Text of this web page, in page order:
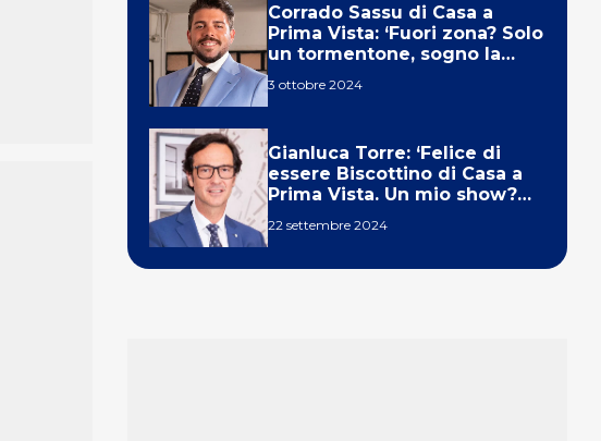
Corrado Sassu di Casa a
Prima Vista: ‘Fuori zona? Solo
un tormentone, sogno la
3 ottobre 2024
Gianluca Torre: ‘Felice di
essere Biscottino di Casa a
Prima Vista. Un mio show?
22 settembre 2024